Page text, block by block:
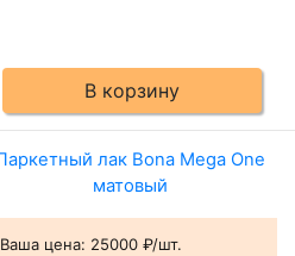
В корзину
лак Bona Mega One
матовый
Ваша цена: 25000 ₽/шт.